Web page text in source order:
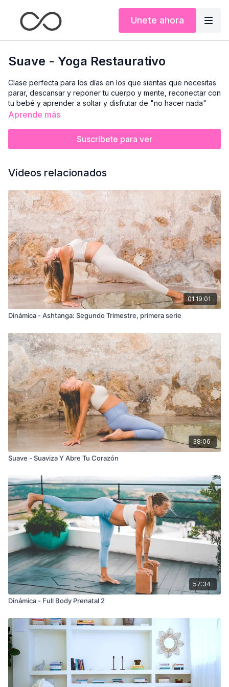
Unete ahora
Suave - Yoga Restaurativo
Clase perfecta para los días en los que sientas que necesitas
parar, descansar y reponer tu cuerpo y mente, reconectar con
tu bebé y aprender a soltar y disfrutar de "no hacer nada"
más que estar con tu bebé.
Puedes usar un libro, una almohada o un cinturón de casa. Te
Aprende más
Suscríbete para ver
Vídeos relacionados
01:19:01
Dinámica - Ashtanga: Segundo Trimestre, primera serie
38:06
Suave - Suaviza Y Abre Tu Corazón
57:34
Dinámica - Full Body Prenatal 2